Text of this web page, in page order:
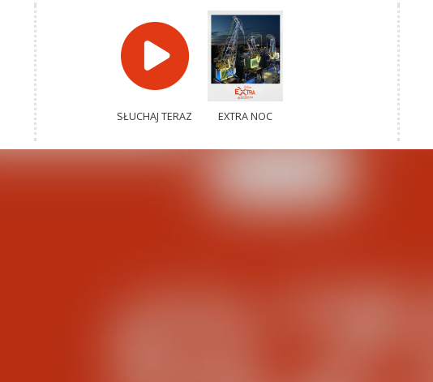
SŁUCHAJ TERAZ EXTRA NOC